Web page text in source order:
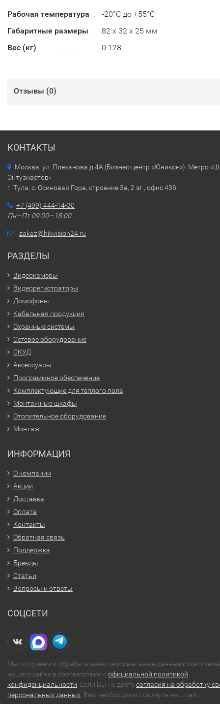
Рабочая температура
-20°C до +55°C
Габаритные размеры
82 х 32 х 25 мм
Вес (кг)
0.128
Отзывы (0)
КОНТАКТЫ
Москва, ул. Плеханова д.4А (Бизнес-центр «Юникон»). Метро
Энтузиастов»
г. Тула, с. Осиновая Гора, строение 3а, 2 эт., офис 436
+7 (499) 444-14-30
Пн—Пт 09:00—18:00
zakaz@hikvision24.ru
РАЗДЕЛЫ
Видеокамеры
Видеорегистраторы
Домофоны
Кабельная продукция
Охранные системы
Сетевое оборудование
СКУД
Аксессуары
Программное обеспечение
Комплектующие для тёплого пола
Монтажные шкафы
Отопительное оборудование
Монтаж
ИНФОРМАЦИЯ
О компании
Акции
Доставка
Оплата
Контакты
Обратная связь
Поддержка
Бренды
Статьи
Вопросы и ответы
СОЦСЕТИ
Мы получаем и обрабатываем персональные данные
нашего сайта в соответствии софициальной политикой
конфиденциальности . Если Вы не даетесогласия на обработку
персональных данных , Вам необходимо покинуть наш сайт.